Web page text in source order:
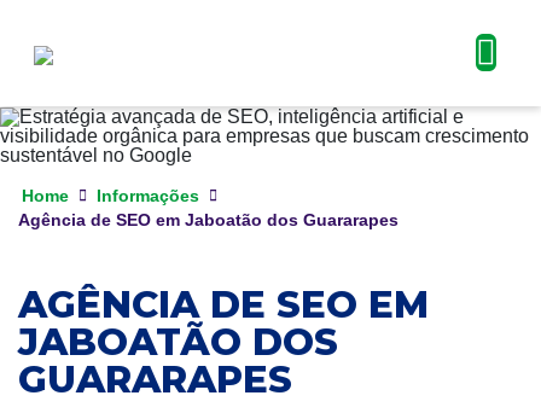
Home
Informações
Agência de SEO em Jaboatão dos Guararapes
AGÊNCIA DE SEO EM
JABOATÃO DOS
GUARARAPES